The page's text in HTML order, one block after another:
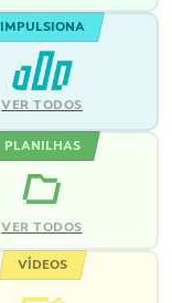
IMPULSIONA
VER TODOS
PLANILHAS
VER TODOS
VÍDEOS